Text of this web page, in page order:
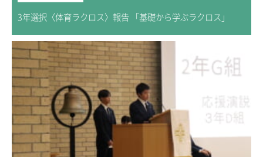
3年選択〈体育ラクロス〉報告 「基礎から学ぶラクロス」